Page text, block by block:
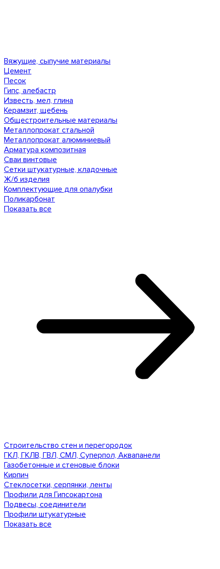
Вяжущие, сыпучие материалы
Цемент
Песок
Гипс, алебастр
Известь, мел, глина
Керамзит, щебень
Общестроительные материалы
Металлопрокат стальной
Металлопрокат алюминиевый
Арматура композитная
Сваи винтовые
Сетки штукатурные, кладочные
Ж/б изделия
Комплектующие для опалубки
Поликарбонат
Показать все
Строительство стен и перегородок
ГКЛ, ГКЛВ, ГВЛ, СМЛ, Суперпол, Аквапанели
Газобетонные и стеновые блоки
Кирпич
Стеклосетки, серпянки, ленты
Профили для Гипсокартона
Подвесы, соединители
Профили штукатурные
Показать все